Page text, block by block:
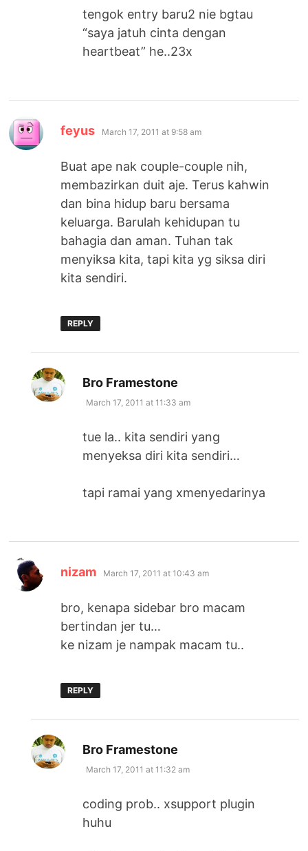
tengok entry baru2 nie bgtau
“saya jatuh cinta dengan
heartbeat” he..23x
feyus says:
March 17, 2011 at 9:58 am
Buat ape nak couple-couple nih,
membazirkan duit aje. Terus kahwin
dan bina hidup baru bersama
keluarga. Barulah kehidupan tu
bahagia dan aman. Tuhan tak
menyiksa kita, tapi kita yg siksa diri
kita sendiri.
REPLY
Bro Framestone
March 17, 2011 at 11:33 am
tue la.. kita sendiri yang
menyeksa diri kita sendiri…
tapi ramai yang xmenyedarinya
nizam says:
March 17, 2011 at 10:43 am
bro, kenapa sidebar bro macam
bertindan jer tu…
ke nizam je nampak macam tu..
REPLY
Bro Framestone
March 17, 2011 at 11:32 am
coding prob.. xsupport plugin
huhu